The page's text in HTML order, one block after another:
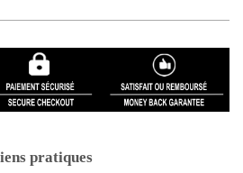
pratiques